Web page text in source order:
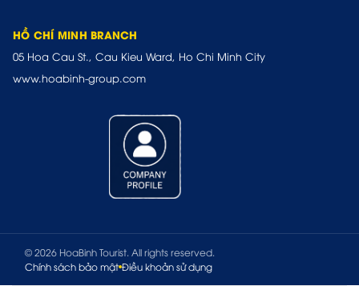
HỒ CHÍ MINH BRANCH
05 Hoa Cau St., Cau Kieu Ward, Ho Chi Minh City
www.hoabinh-group.com
© 2026 HoaBinh Tourist. All rights reserved.
Chính sách bảo mật Điều khoản sử dụng